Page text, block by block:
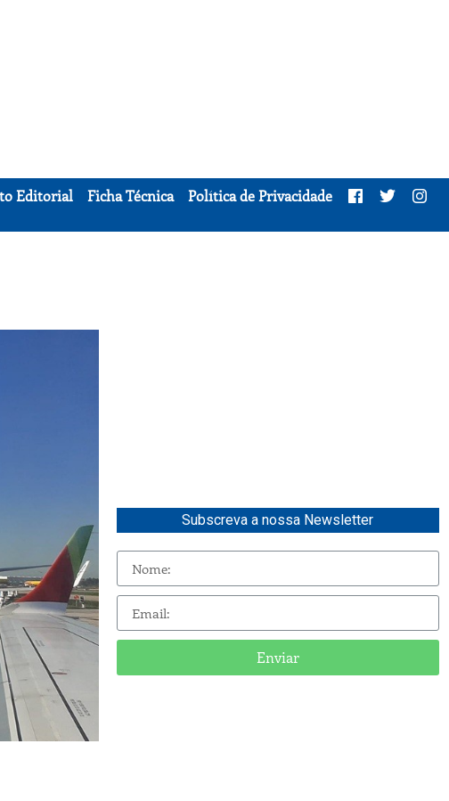
Editorial Ficha Técnica
Política de Privacidade
Subscreva a nossa Newsletter
Enviar